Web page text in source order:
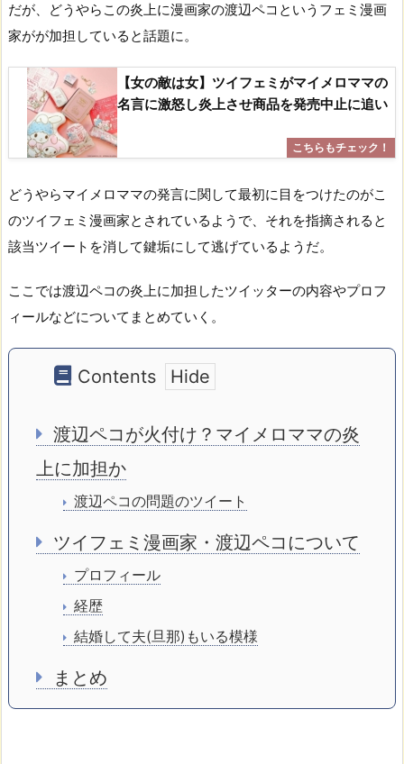
だが、どうやらこの炎上に漫画家の渡辺ペコというフェミ漫画
家がが加担していると話題に。
【女の敵は女】ツイフェミがマイメロママの
名言に激怒し炎上させ商品を発売中止に追い
どうやらマイメロママの発言に関して最初に目をつけたのがこ
のツイフェミ漫画家とされているようで、それを指摘されると
該当ツイートを消して鍵垢にして逃げているようだ。
ここでは渡辺ペコの炎上に加担したツイッターの内容やプロフ
ィールなどについてまとめていく。
Contents
渡辺ペコが火付け？マイメロママの炎
上に加担か
渡辺ペコの問題のツイート
ツイフェミ漫画家・渡辺ペコについて
プロフィール
経歴
結婚して夫(旦那)もいる模様
まとめ